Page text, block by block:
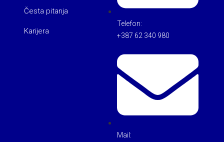
Česta pitanja
Karijera
Telefon:
+387 62 340 980
Mail: